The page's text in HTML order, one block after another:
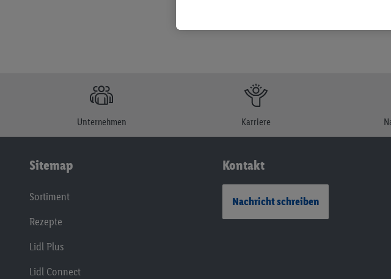
Unternehmen Karriere
Sitemap
Sortiment
Rezepte
Lidl Plus
Lidl Connect
Kontakt
Nachricht schreiben